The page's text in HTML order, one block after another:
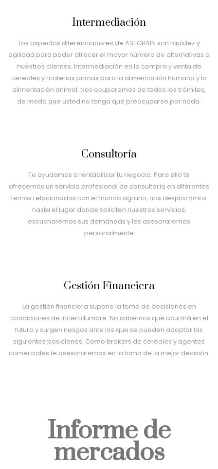
Intermediación
Los aspectos diferenciadores de ASEGRAIN son rapidez y
agilidad para poder ofrecer el mayor número de alternativas a
nuestros clientes. Intermediación en la compra y venta de
cereales y materias primas para la alimentación humana y la
alimentación animal. Nos ocuparemos de todos los trámites,
de modo que usted no tenga que preocuparse por nada.
Consultoría
Te ayudamos a rentabilizar tu negocio. Para ello te
ofrecemos un servicio profesional de consultoría en diferentes
temas relacionados con el mundo agrario, nos desplazamos
hasta el lugar donde soliciten nuestros servicios,
escucharemos sus demandas y les asesoraremos
personalmente
Gestión Financiera
La gestión financiera supone la toma de decisiones en
condiciones de incertidumbre. No sabemos qué ocurrirá en el
futuro y surgen riesgos ante los que se pueden adoptar las
siguientes posiciones. Como brokers de cereales y agentes
comerciales te asesoraremos en la toma de la mejor decisión.
Informe de
mercados